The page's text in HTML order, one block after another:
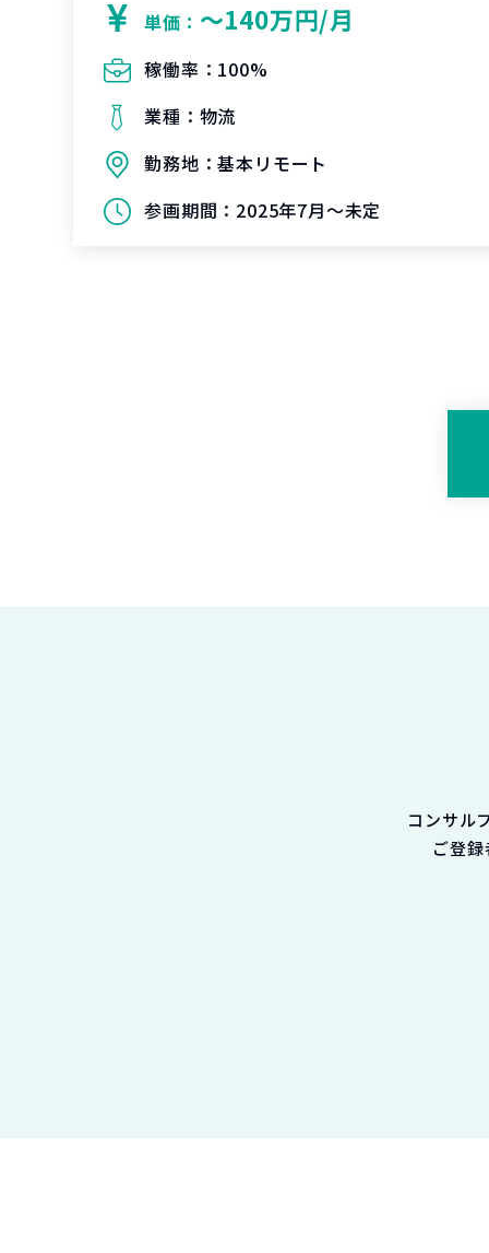
単価： 〜140万円/月
稼働率： 100%
業種： 物流
勤務地：基本リモート
参画期間： 2025年7月～未定
コンサル
ご登